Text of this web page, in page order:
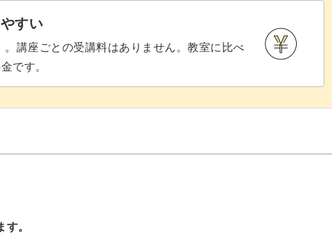
すい
。講座ごとの受講料はありません。教室に比べ
です。
。